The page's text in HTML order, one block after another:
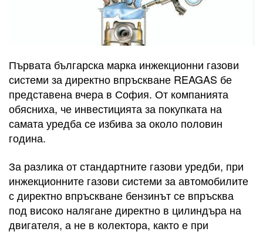
Първата българска марка инжекционни газови
системи за директно впръскване REAGAS бе
представена вчера в София. От компанията
обясниха, че инвестицията за покупката на
самата уредба се избива за около половин
година.
За разлика от стандартните газови уредби, при
инжекционните газови системи за автомобилите
с директно впръскване бензинът се впръсква
под високо налягане директно в цилиндъра на
двигателя, а не в колектора, както е при